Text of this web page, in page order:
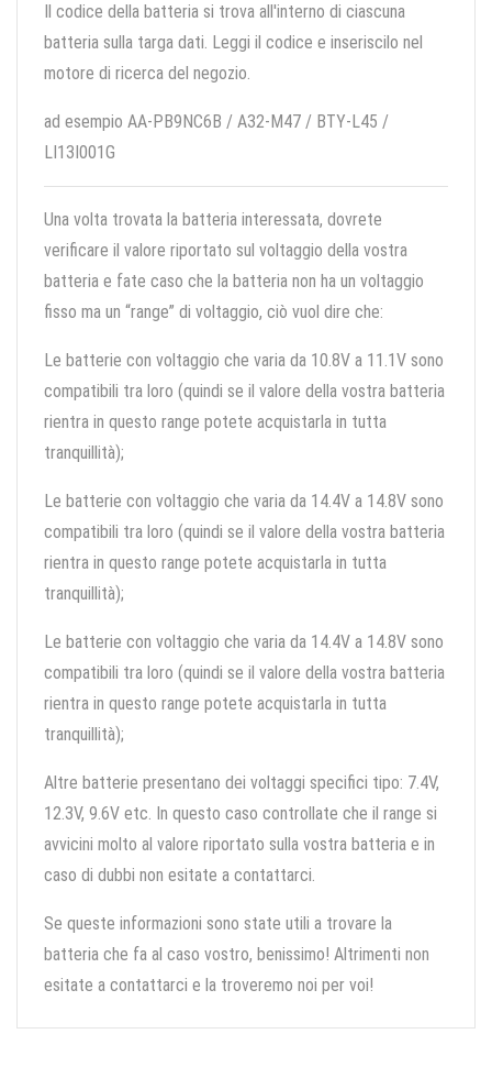
Il codice della batteria si trova all'interno di ciascuna
batteria sulla targa dati. Leggi il codice e inseriscilo nel
motore di ricerca del negozio.
ad esempio AA-PB9NC6B / A32-M47 / BTY-L45 /
LI13I001G
Una volta trovata la batteria interessata, dovrete
verificare il valore riportato sul voltaggio della vostra
batteria e fate caso che la batteria non ha un voltaggio
fisso ma un “range” di voltaggio, ciò vuol dire che:
Le batterie con voltaggio che varia da 10.8V a 11.1V sono
compatibili tra loro (quindi se il valore della vostra batteria
rientra in questo range potete acquistarla in tutta
tranquillità);
Le batterie con voltaggio che varia da 14.4V a 14.8V sono
compatibili tra loro (quindi se il valore della vostra batteria
rientra in questo range potete acquistarla in tutta
tranquillità);
Le batterie con voltaggio che varia da 14.4V a 14.8V sono
compatibili tra loro (quindi se il valore della vostra batteria
rientra in questo range potete acquistarla in tutta
tranquillità);
Altre batterie presentano dei voltaggi specifici tipo: 7.4V,
12.3V, 9.6V etc. In questo caso controllate che il range si
avvicini molto al valore riportato sulla vostra batteria e in
caso di dubbi non esitate a contattarci.
Se queste informazioni sono state utili a trovare la
batteria che fa al caso vostro, benissimo! Altrimenti non
esitate a contattarci e la troveremo noi per voi!